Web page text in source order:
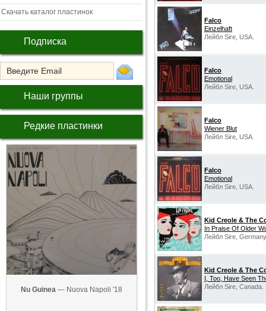
Скачать каталог пластинок
Подписка
Наши группы
Редкие пластинки
Nu Guinea — Nuova Napoli '18
Falco
Einzelhaft
Лейбл Sire, USA.
Falco
Emotional
Лейбл Sire, USA.
Falco
Wiener Blut
Лейбл Sire, USA.
Falco
Emotional
Лейбл Sire, USA.
Kid Creole & The
In Praise Of Older
Лейбл Sire,
Kid Creole & The
I, Too, Have Seen
Лейбл Sire, Canada.